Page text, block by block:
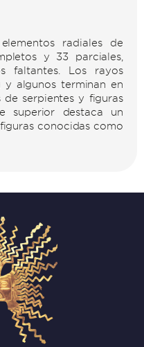
radiales de
y 33 parciales,
faltantes. Los rayos
y algunos terminan en
de serpientes y figuras
superior destaca un
conocidas como